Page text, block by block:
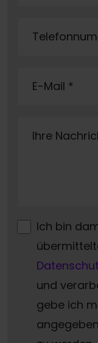
E-Mail *
Ihre
Ich bin
und
gebe ich